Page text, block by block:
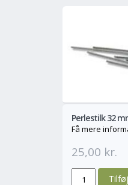
Perlestilk 32
Få mere
25,00 kr.